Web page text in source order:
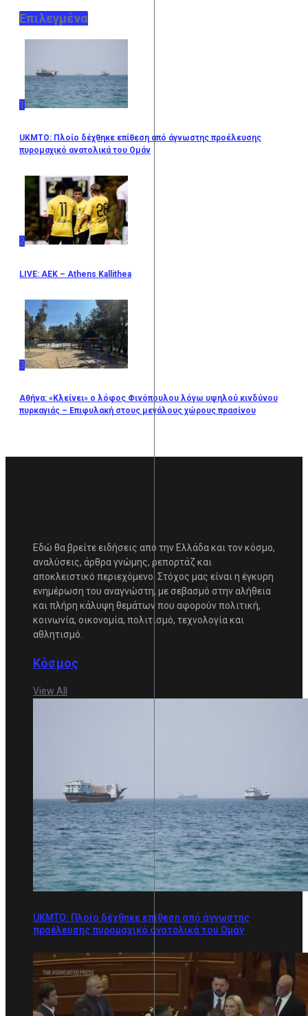
Επιλεγμένα
1
UKMTO: Πλοίο δέχθηκε επίθεση από άγνωστης προέλευσης
πυρομαχικό ανατολικά του Ομάν
2
LIVE: ΑΕΚ – Athens Kallithea
3
Αθήνα: «Κλείνει» ο λόφος Φινόπουλου λόγω υψηλού κινδύνου
πυρκαγιάς – Επιφυλακή στους μεγάλους χώρους πρασίνου
Εδώ θα βρείτε ειδήσεις από την Ελλάδα και τον κόσμο,
αναλύσεις, άρθρα γνώμης, ρεπορτάζ και
αποκλειστικό περιεχόμενο. Στόχος μας είναι η έγκυρη
ενημέρωση του αναγνώστη, με σεβασμό στην αλήθεια
και πλήρη κάλυψη θεμάτων που αφορούν πολιτική,
κοινωνία, οικονομία, πολιτισμό, τεχνολογία και
αθλητισμό.
Κόσμος
View All
UKMTO: Πλοίο δέχθηκε επίθεση από άγνωστης
προέλευσης πυρομαχικό ανατολικά του Ομάν